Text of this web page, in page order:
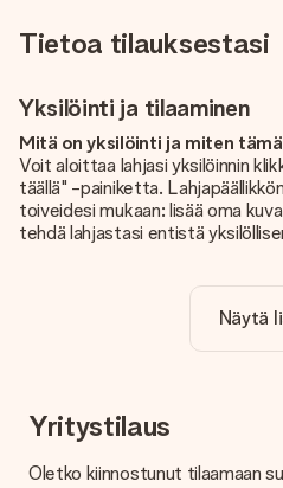
Tietoa tilauksestasi
Yksilöinti ja tilaaminen
Mitä on yksilöinti ja miten
Voit aloittaa lahjasi yksilöinnin
täällä" -painiketta.
toiveidesi mukaan: lisää oma
tehdä lahjastasi entistä
Sisältyykö yksilöinti hintaan?
Sivustolla näkyvä hinta sisältää
Haluamme varmistaa, että olet
Siksi on tärkeää käyttää
asiakaspalvelutiimiimme ja liitä
Näytä
Yritystilaus
Oletko kiinnostunut tilaamaan